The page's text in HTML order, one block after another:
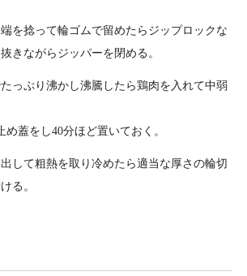
を捻って輪ゴムで留めたらジップロックな
きながらジッパーを閉める。
っぷり沸かし沸騰したら鶏肉を入れて中弱
め蓋をし40分ほど置いておく。
して粗熱を取り冷めたら適当な厚さの輪切
る。